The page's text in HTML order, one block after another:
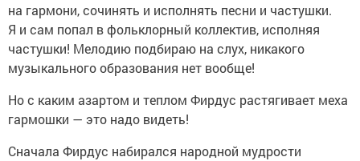
на гармони, сочинять и исполнять песни и частушки.
Я и сам попал в фольклорный коллектив, исполняя
частушки! Мелодию подбираю на слух, никакого
музыкального образования нет вообще!
Но с каким азартом и теплом Фирдус растягивает меха
гармошки — это надо видеть!
Сначала Фирдус набирался народной мудрости